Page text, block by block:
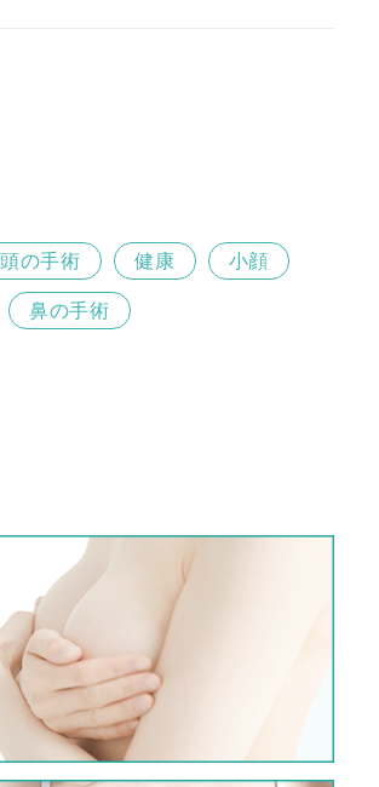
の手術 健康 小顔
鼻の手術